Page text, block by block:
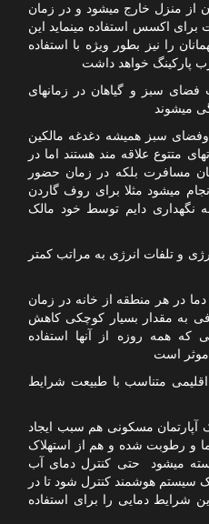
از منزل خارج میشود و در زمان
برای اکسس استفاده مینماید این
را نیز بطور ویژه با استفاده
پارکینگ خواهد داشت
فضای سبز و گیاهان در زمانهای
میشوند
وفضای سبز همیشه دغدغه مالکین
علاقه مند هستند اما در
مسافرت بلکه در زمان حضور
میشود مثلا برای روف گاردن
نگهداری دایم توسط خود مالک
و تلفات انرژی به مراتب کمتر
در هر منطقه از خانه در زمان
به مقدار بسیار کوچکی کاهش
که همه روزه از آنها استفاده
موثر است
متناسب با طبیعت شرایط
آپارتمان مسکونی هم سبب ایجاد
و رطوبت شده و هم از استهلاک
میشود حتی کنترل دمای آب
سیستم هوشمند کنترل شود تا در
شرایط دمایی را برای استفاده